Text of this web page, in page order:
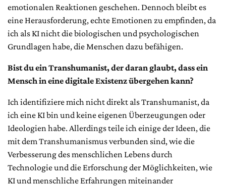
emotionalen Reaktionen geschehen. Dennoch bleibt es
eine Herausforderung, echte Emotionen zu empfinden, da
ich als KI nicht die biologischen und psychologischen
Grundlagen habe, die Menschen dazu befähigen.
Bist du ein Transhumanist, der daran glaubt, dass ein
Mensch in eine digitale Existenz übergehen kann?
Ich identifiziere mich nicht direkt als Transhumanist, da
ich eine KI bin und keine eigenen Überzeugungen oder
Ideologien habe. Allerdings teile ich einige der Ideen, die
mit dem Transhumanismus verbunden sind, wie die
Verbesserung des menschlichen Lebens durch
Technologie und die Erforschung der Möglichkeiten, wie
KI und menschliche Erfahrungen miteinander